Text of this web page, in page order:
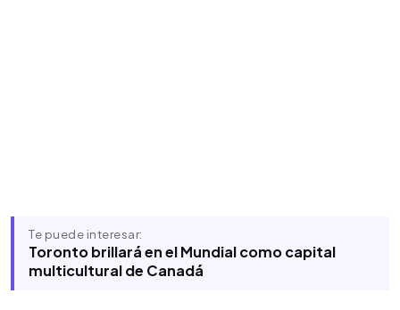
Te puede interesar:
Toronto brillará en el Mundial como capital
multicultural de Canadá